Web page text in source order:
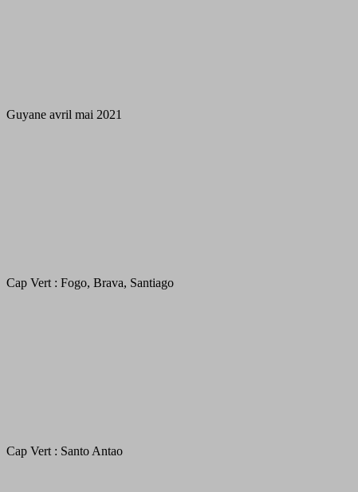
Guyane avril mai 2021
Cap Vert : Fogo, Brava, Santiago
Cap Vert : Santo Antao